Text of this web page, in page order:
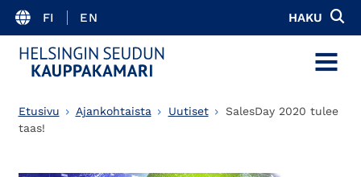
FI EN HAKU
MENU
Etusivu Ajankohtaista Uutiset
SalesDay 2020 tulee
taas!